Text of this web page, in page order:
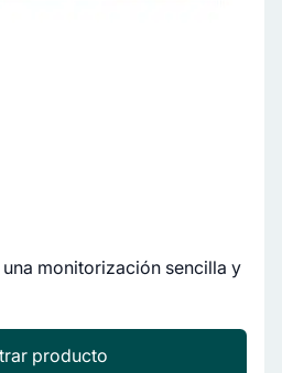
monitorización sencilla y
producto